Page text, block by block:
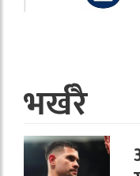
भर्खरै